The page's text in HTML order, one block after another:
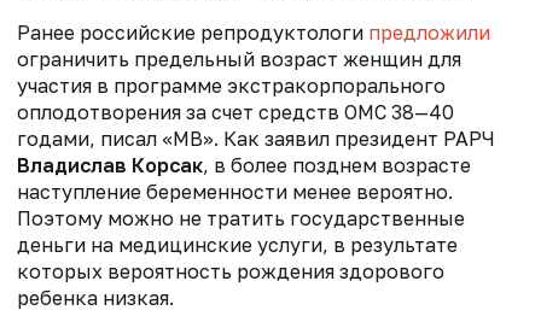
Ранее российские репродуктологи предложили
ограничить предельный возраст женщин для
участия в программе экстракорпорального
оплодотворения за счет средств ОМС 38—40
годами, писал «МВ». Как заявил президент РАРЧ
Владислав Корсак, в более позднем возрасте
наступление беременности менее вероятно.
Поэтому можно не тратить государственные
деньги на медицинские услуги, в результате
которых вероятность рождения здорового
ребенка низкая.